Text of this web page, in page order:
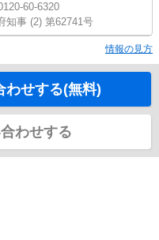
60-6320
知事 (2) 第62741号
情報の見方
わせする(無料)
わせする